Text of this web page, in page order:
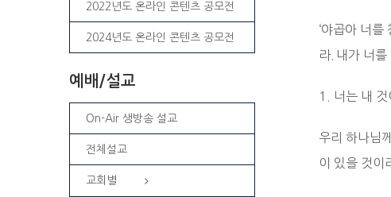
‘야곱아 너
라. 내가 너
1. 너는 내 것
우리 하나님
이 있을 것이
2022년도 온라인 콘텐츠 공모전
2024년도 온라인 콘텐츠 공모전
예배/설교
On-Air 생방송 설교
전체설교
교회별